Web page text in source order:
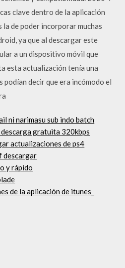
clave dentro de la aplicación
la de poder incorporar muchas
ya que al descargar este
a un dispositivo móvil que
esta actualización tení­a una
podí­an decir que era incómodo el
ni narimasu sub indo batch
gratuita 320kbps
actualizaciones de ps4
descargar
y rápido
de la aplicación de itunes_